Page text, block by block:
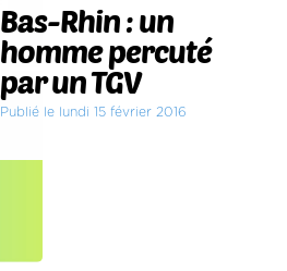
Bas-Rhin : un
homme percuté
par un TGV
Publié le lundi 15 février 2016